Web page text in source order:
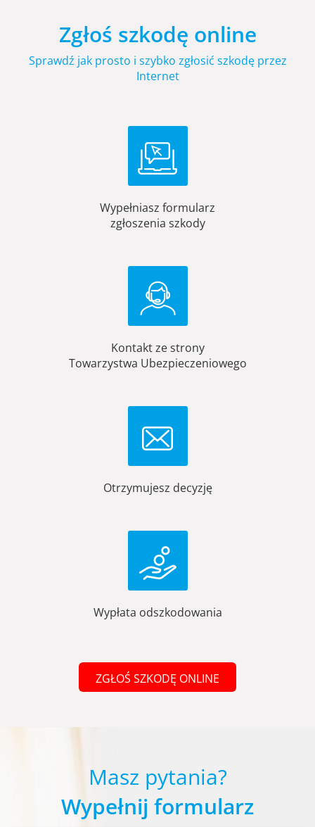
Zgłoś szkodę online
Sprawdź jak prosto i szybko zgłosić szkodę przez
Internet
Wypełniasz formularz
zgłoszenia szkody
Kontakt ze strony
Towarzystwa Ubezpieczeniowego
Otrzymujesz decyzję
Wypłata odszkodowania
ZGŁOŚ SZKODĘ ONLINE
Masz pytania?
Wypełnij formularz